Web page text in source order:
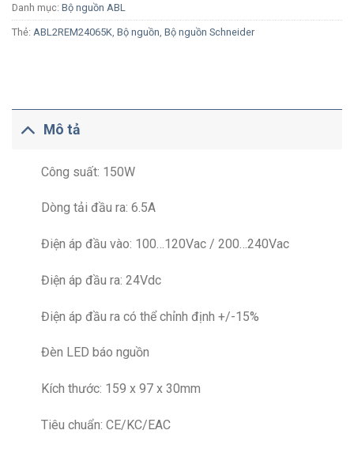
Danh mục: Bộ nguồn ABL
Thẻ: ABL2REM24065K Bộ nguồn Bộ nguồn Schneider
Mô tả
Công suất: 150W
Dòng tải đầu ra: 6.5A
Điện áp đầu vào: 100…120Vac / 200…240Vac
Điện áp đầu ra: 24Vdc
Điện áp đầu ra có thể chỉnh định +/-15%
Đèn LED báo nguồn
Kích thước: 159 x 97 x 30mm
Tiêu chuẩn: CE/KC/EAC